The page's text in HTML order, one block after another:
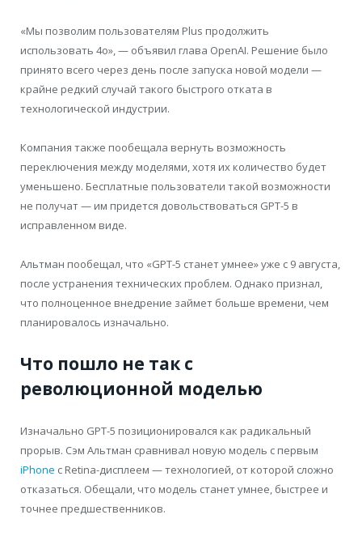
«Мы позволим пользователям Plus продолжить
использовать 4o», — объявил глава OpenAI. Решение было
принято всего через день после запуска новой модели —
крайне редкий случай такого быстрого отката в
технологической индустрии.
Компания также пообещала вернуть возможность
переключения между моделями, хотя их количество будет
уменьшено. Бесплатные пользователи такой возможности
не получат — им придется довольствоваться GPT-5 в
исправленном виде.
Альтман пообещал, что «GPT-5 станет умнее» уже с 9 августа,
после устранения технических проблем. Однако признал,
что полноценное внедрение займет больше времени, чем
планировалось изначально.
Что пошло не так с
революционной моделью
Изначально GPT-5 позиционировался как радикальный
прорыв. Сэм Альтман сравнивал новую модель с первым
iPhone с Retina-дисплеем — технологией, от которой сложно
отказаться. Обещали, что модель станет умнее, быстрее и
точнее предшественников.